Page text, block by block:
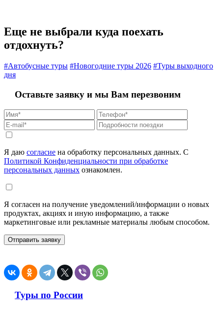
Еще не выбрали куда поехать
отдохнуть?
#Автобусные туры #Новогодние туры 2026 #Туры выходного
дня
Оставьте заявку и мы Вам перезвоним
Я даю согласие на обработку персональных данных. С
Политикой Конфиденциальности при обработке
персональных данных ознакомлен.
Я согласен на получение уведомлений/информации о новых
продуктах, акциях и иную информацию, а также
маркетинговые или рекламные материалы любым способом.
Туры по России